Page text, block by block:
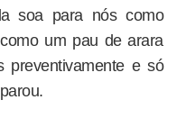
soa para nós como
um pau de arara
preventivamente e só